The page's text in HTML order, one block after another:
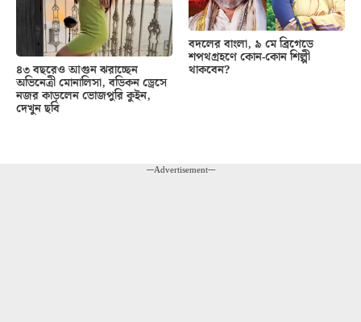
৪৩ বছরেও আগুন ঝরাচ্ছেন
অভিনেত্রী মোনালিসা, বডিকন ড্রেসে
নজর কাড়লেন ভোজপুরি কুইন,
দেখুন ছবি
বদলের বাংলা, ৯ মে ব্রিগেডে
শপথগ্রহণে কোন-কোন শিল্পী
থাকবেন?
---Advertisement---